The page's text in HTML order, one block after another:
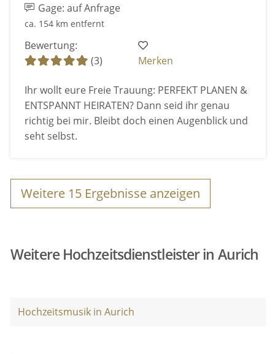
Gage: auf Anfrage
ca. 154 km entfernt
Bewertung:
(3)
Merken
Ihr wollt eure Freie Trauung: PERFEKT PLANEN &
ENTSPANNT HEIRATEN? Dann seid ihr genau
richtig bei mir. Bleibt doch einen Augenblick und
seht selbst.
Weitere 15 Ergebnisse anzeigen
Weitere Hochzeitsdienstleister in Aurich
Hochzeitsmusik in Aurich